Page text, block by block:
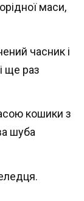
маси,
часник і
ще раз
кошики з
шуба